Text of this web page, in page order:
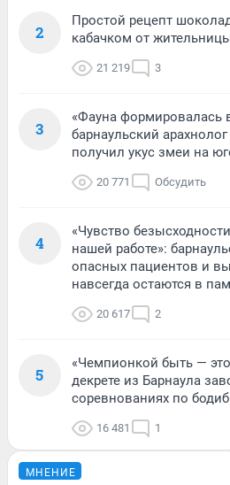
2
Простой рецепт
кабачком от
21 219 3
3
«Фауна формировалась
барнаульский
получил укус змеи на
20 771 Обсудить
4
«Чувство
нашей работе»:
опасных пациентов и
навсегда остаются в
20 617 2
5
«Чемпионкой быть —
декрете из Барнаула
соревнованиях по
16 481 1
МНЕНИЕ